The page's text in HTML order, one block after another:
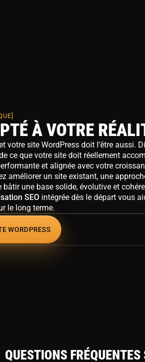
À VOTRE
votre site WordPress doit l’être aussi.
ce que votre site doit réellement
et alignée avec votre
améliorer un site existant, une
bâtir une base solide, évolutive et
SEO intégrée dès le départ vous
le long terme.
WORDPRESS
QUESTIONS